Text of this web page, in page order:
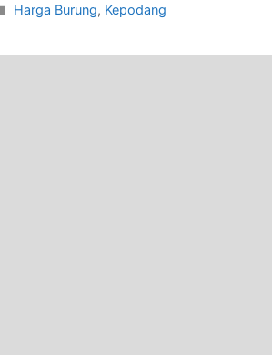
Categories
Harga Burung, Kepodang